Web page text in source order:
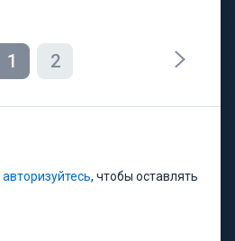
1 2
авторизуйтесь, чтобы оставлять